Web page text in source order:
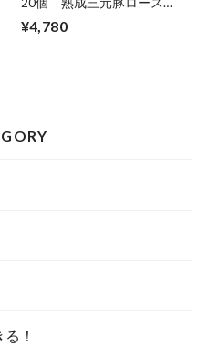
【冷凍】
¥4,780
！